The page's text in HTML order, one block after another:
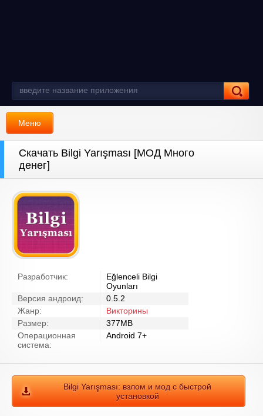
Меню
Скачать Bilgi Yarışması [МОД Много
денег]
Разработчик:
Eğlenceli Bilgi
Oyunları
Версия андроид:
0.5.2
Жанр:
Викторины
Размер:
377MB
Операционная
система:
Android 7+
Bilgi Yarışması: взлом и мод с быстрой
установкой